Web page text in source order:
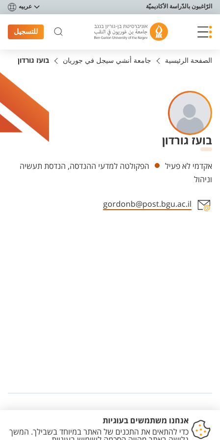
תפריט נגישות
الرّاغبون بالدّراسة الأكاديميّة عربيه
للتسجيل
الصفحة الرئيسية جامعة أنشي سيجل في جوريان בועז גורדון
בועז גורדון
Departments
אקדמי לא פעיל
הפקולטה למדעי ההנדסה, הנדסת תעשיה
וניהול
gordonb@post.bgu.ac.il